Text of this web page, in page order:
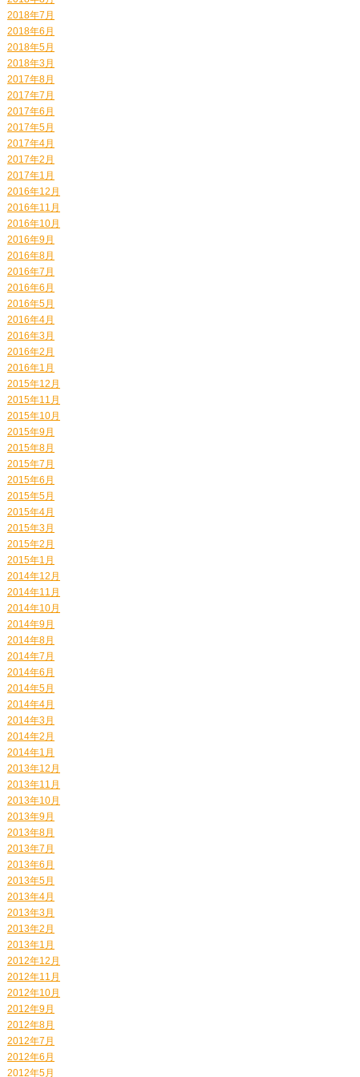
2018年7月
2018年6月
2018年5月
2018年3月
2017年8月
2017年7月
2017年6月
2017年5月
2017年4月
2017年2月
2017年1月
2016年12月
2016年11月
2016年10月
2016年9月
2016年8月
2016年7月
2016年6月
2016年5月
2016年4月
2016年3月
2016年2月
2016年1月
2015年12月
2015年11月
2015年10月
2015年9月
2015年8月
2015年7月
2015年6月
2015年5月
2015年4月
2015年3月
2015年2月
2015年1月
2014年12月
2014年11月
2014年10月
2014年9月
2014年8月
2014年7月
2014年6月
2014年5月
2014年4月
2014年3月
2014年2月
2014年1月
2013年12月
2013年11月
2013年10月
2013年9月
2013年8月
2013年7月
2013年6月
2013年5月
2013年4月
2013年3月
2013年2月
2013年1月
2012年12月
2012年11月
2012年10月
2012年9月
2012年8月
2012年7月
2012年6月
2012年5月